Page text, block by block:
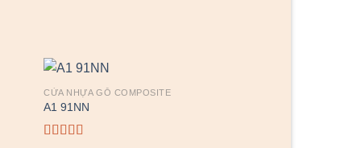
CỬA NHỰA GỖ COMPOSITE
A1 91NN